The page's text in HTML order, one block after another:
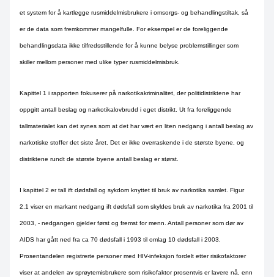
et system for å kartlegge rusmiddelmisbrukere i omsorgs- og behandlingstiltak, så
er de data som fremkommer mangelfulle. For eksempel er de foreliggende
behandlingsdata ikke tilfredsstillende for å kunne belyse problemstillinger som
skiller mellom personer med ulike typer rusmiddelmisbruk.
Kapittel 1 i rapporten fokuserer på narkotikakriminalitet, der politidistriktene har
oppgitt antall beslag og narkotikalovbrudd i eget distrikt. Ut fra foreliggende
tallmaterialet kan det synes som at det har vært en liten nedgang i antall beslag av
narkotiske stoffer det siste året. Det er ikke overraskende i de største byene, og
distriktene rundt de største byene antall beslag er størst.
I kapittel 2 er tall ift dødsfall og sykdom knyttet til bruk av narkotika samlet. Figur
2.1 viser en markant nedgang ift dødsfall som skyldes bruk av narkotika fra 2001 til
2003, - nedgangen gjelder først og fremst for menn. Antall personer som dør av
AIDS har gått ned fra ca 70 dødsfall i 1993 til omlag 10 dødsfall i 2003.
Prosentandelen registrerte personer med HIV-infeksjon fordelt etter risikofaktorer
viser at andelen av sprøytemisbrukere som risikofaktor prosentvis er lavere nå, enn